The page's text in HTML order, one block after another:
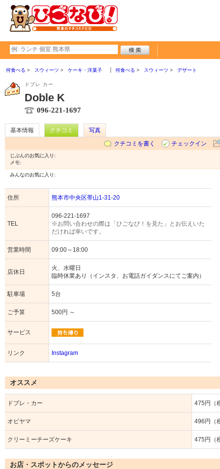
何食べる スウィーツ ケーキ・洋菓子 何食べる スウィーツ デザート
ドブレ カー
Doble K
096-221-1697
基本情報 クチコミ
写真
クチコミを書く
チェックイン
じぶんのお気に入り:
メモ:
みんなのお気に入り:
住所 熊本市中央区帯山1-31-20
TEL
096-221-1697
※お問い合わせの際は「ひごなび！を見た」とお伝えいた
だければ幸いです。
営業時間 09:00～18:00
店休日
火、水曜日
臨時休業あり（インスタ、お電話ガイダンスにてご案内）
駐車場 5台
ご予算 500円 ～
サービス
リンク Instagram
オススメ
ドブレ・カー 475円（
オビヤマ 496円（
クリーミーチーズケーキ 475円（
お店・スポットからのメッセージ